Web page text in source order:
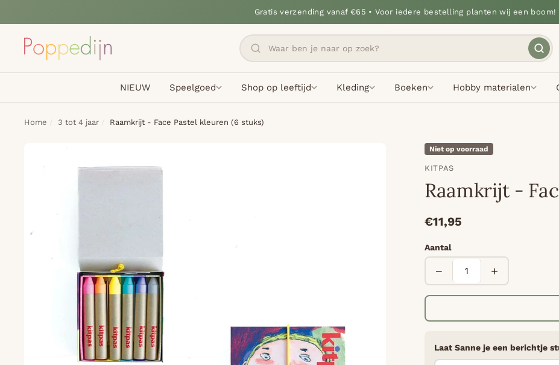
Gratis verzending vanaf €65 • Voor iedere bestelling planten wij een boom!
NIEUW Speelgoed Shop op leeftijd Kleding Boeken Hobby materialen
Home 3 tot 4 jaar Raamkrijt - Face Pastel kleuren (6 stuks)
Niet op voorraad
KITPAS
Raamkrijt -
€11,95
Aantal
− +
Laat Sanne je een berichtje